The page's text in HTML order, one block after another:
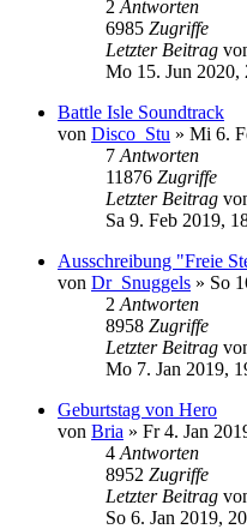
2 Antworten
6985 Zugriffe
Letzter Beitrag
Mo 15. Jun 2020,
Battle Isle Soundtrack
von Disco_Stu » Mi 6.
7 Antworten
11876 Zugriffe
Letzter Beitrag
Sa 9. Feb 2019,
Ausschreibung "Freie
von Dr_Snuggels » So
2 Antworten
8958 Zugriffe
Letzter Beitrag
Mo 7. Jan 2019,
Geburtstag von Hero
von Bria » Fr 4. Jan
4 Antworten
8952 Zugriffe
Letzter Beitrag
So 6. Jan 2019,